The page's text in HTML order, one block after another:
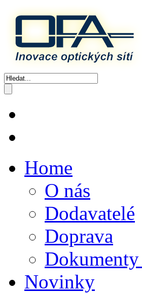
Home
O nás
Dodavatelé
Doprava
Novinky